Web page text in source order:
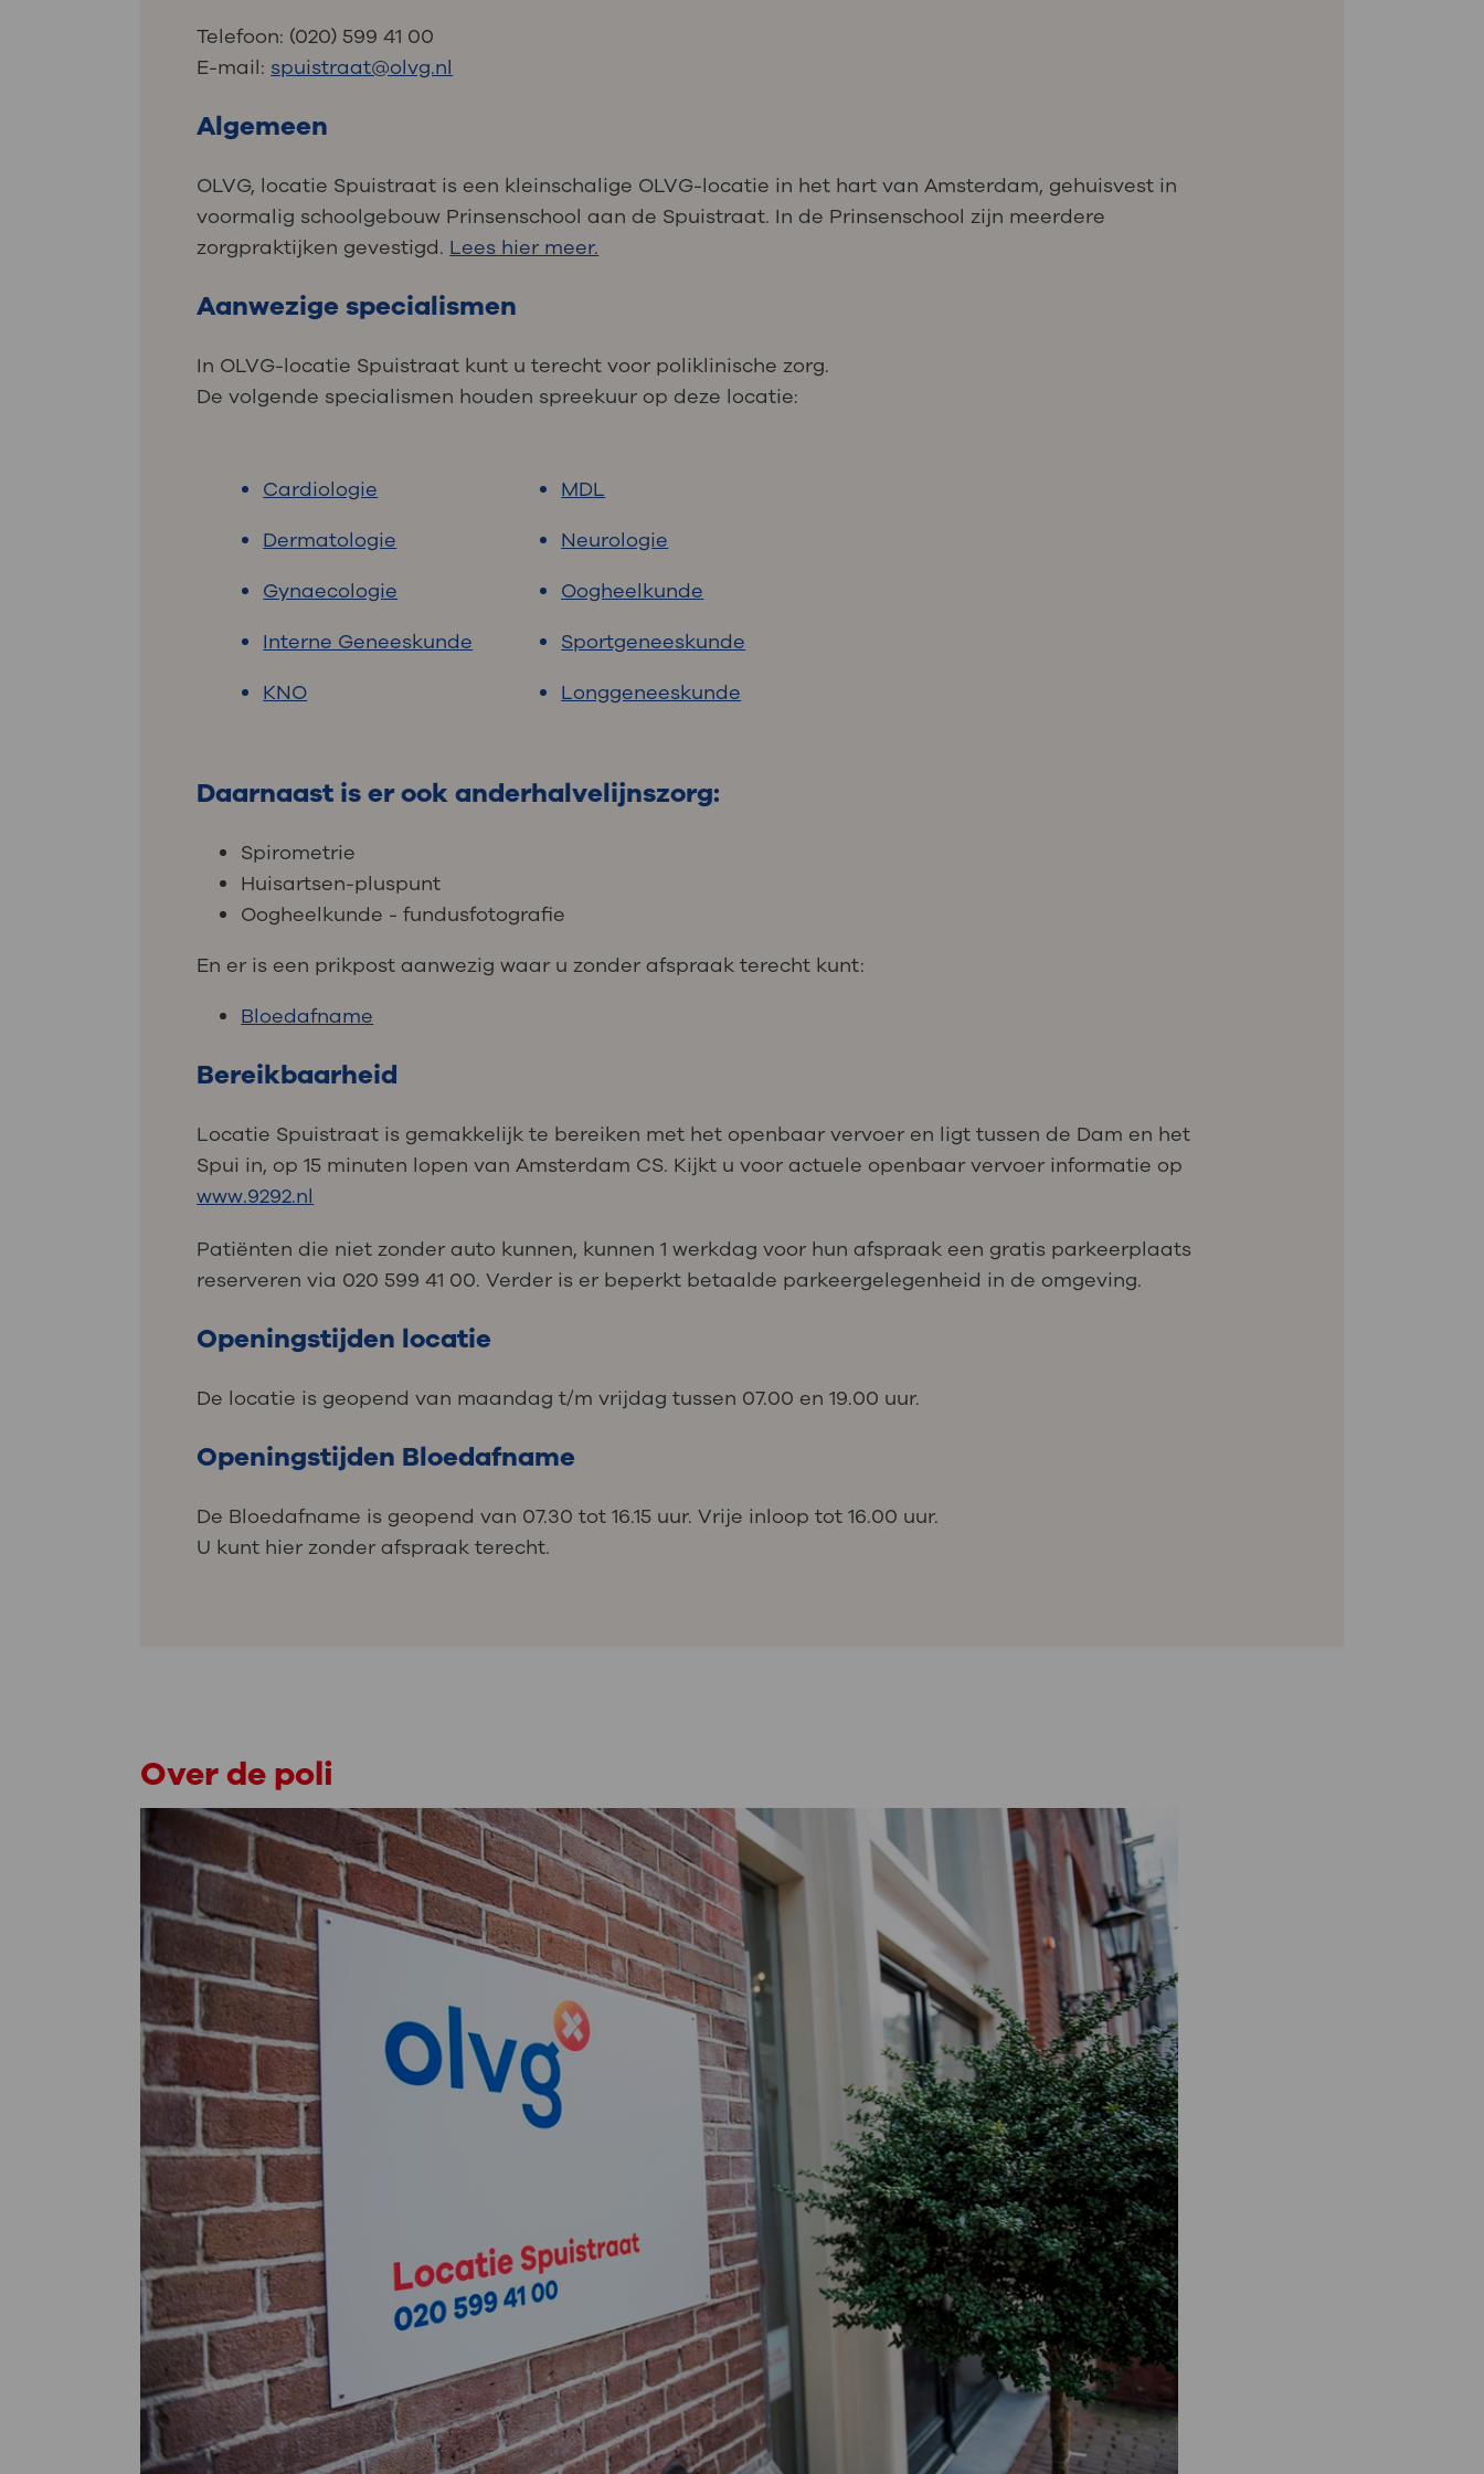
Telefoon: (020) 599 41 00
E-mail: spuistraat@olvg.nl
Algemeen
OLVG, locatie Spuistraat is een kleinschalige OLVG-locatie in het hart van Amsterdam, gehuisvest in
voormalig schoolgebouw Prinsenschool aan de Spuistraat. In de Prinsenschool zijn meerdere
zorgpraktijken gevestigd. Lees hier meer.
Aanwezige specialismen
In OLVG-locatie Spuistraat kunt u terecht voor poliklinische zorg.
De volgende specialismen houden spreekuur op deze locatie:
Cardiologie
Dermatologie
Gynaecologie
Interne Geneeskunde
KNO
MDL
Neurologie
Oogheelkunde
Sportgeneeskunde
Longgeneeskunde
Daarnaast is er ook anderhalvelijnszorg:
Spirometrie
Huisartsen-pluspunt
Oogheelkunde - fundusfotografie
En er is een prikpost aanwezig waar u zonder afspraak terecht kunt:
Bloedafname
Bereikbaarheid
Locatie Spuistraat is gemakkelijk te bereiken met het openbaar vervoer en ligt tussen de Dam en het
Spui in, op 15 minuten lopen van Amsterdam CS. Kijkt u voor actuele openbaar vervoer informatie op
www.9292.nl
Patiënten die niet zonder auto kunnen, kunnen 1 werkdag voor hun afspraak een gratis parkeerplaats
reserveren via 020 599 41 00. Verder is er beperkt betaalde parkeergelegenheid in de omgeving.
Openingstijden locatie
De locatie is geopend van maandag t/m vrijdag tussen 07.00 en 19.00 uur.
Openingstijden Bloedafname
De Bloedafname is geopend van 07.30 tot 16.15 uur. Vrije inloop tot 16.00 uur.
U kunt hier zonder afspraak terecht.
Over de poli